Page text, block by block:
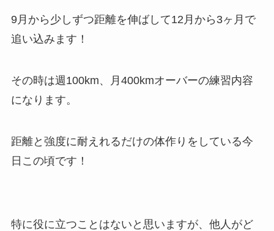
9月から少しずつ距離を伸ばして12月から3ヶ月で
追い込みます！
その時は週100km、月400kmオーバーの練習内容
になります。
距離と強度に耐えれるだけの体作りをしている今
日この頃です！
特に役に立つことはないと思いますが、他人がど